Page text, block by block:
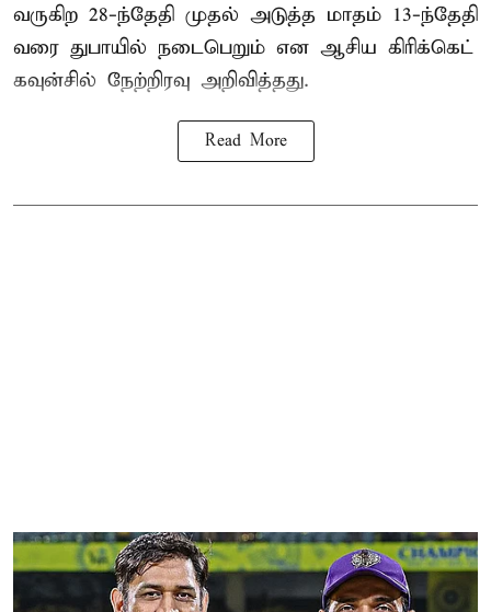
வருகிற 28-ந்தேதி முதல் அடுத்த மாதம் 13-ந்தேதி
வரை துபாயில் நடைபெறும் என ஆசிய கிரிக்கெட்
கவுன்சில் நேற்றிரவு அறிவித்தது.
Read More